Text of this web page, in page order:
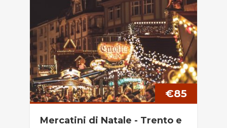
€85
Mercatini di Natale - Trento e